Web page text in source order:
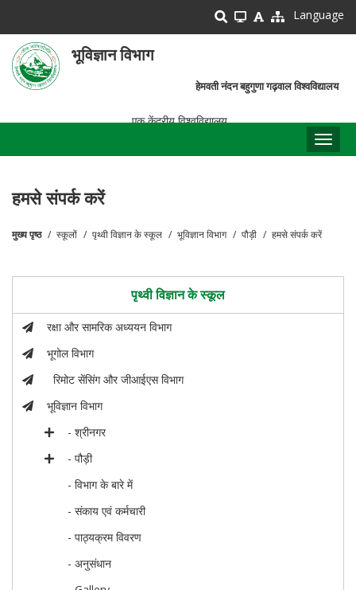
main
content
Language
भूविज्ञान विभाग
हेमवती नंदन बहुगुणा गढ़वाल विश्वविद्यालय
एक केंद्रीय विश्वविद्यालय
हमसे संपर्क करें
मुख्य पृष्ठ स्कूलों पृथ्वी विज्ञान के स्कूल भूविज्ञान विभाग पौड़ी हमसे संपर्क करें
पृथ्वी विज्ञान के स्कूल
रक्षा और सामरिक अध्ययन विभाग
भूगोल विभाग
रिमोट सेंसिंग और जीआईएस विभाग
भूविज्ञान विभाग
- श्रीनगर
- पौड़ी
- विभाग के बारे में
- संकाय एवं कर्मचारी
- पाठ्यक्रम विवरण
- अनुसंधान